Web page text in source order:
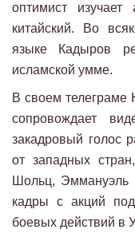
оптимист
китайский. Во
языке Кадыров
исламской умме.
В своем телеграме
сопровождает
закадровый голос
от западных
Шольц, Эммануэль
кадры с акций
боевых действий в